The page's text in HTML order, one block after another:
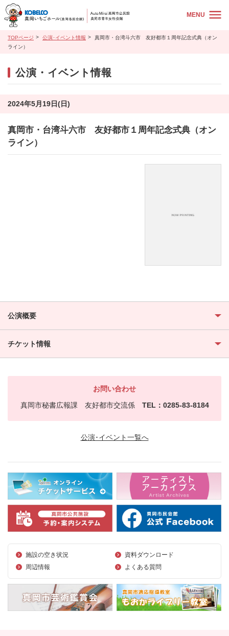
MENU
TOPページ 公演･イベント情報
真岡市・台湾斗六市 友好都市１周年記念式典（オン
ライン）
公演・イベント情報
2024年5月19日(日)
真岡市・台湾斗六市 友好都市１周年記念式典（オン
ライン）
公演概要
チケット情報
お問い合わせ
真岡市秘書広報課 友好都市交流係 TEL：0285-83-8184
公演･イベント一覧へ
施設の空き状況
資料ダウンロード
周辺情報
よくある質問